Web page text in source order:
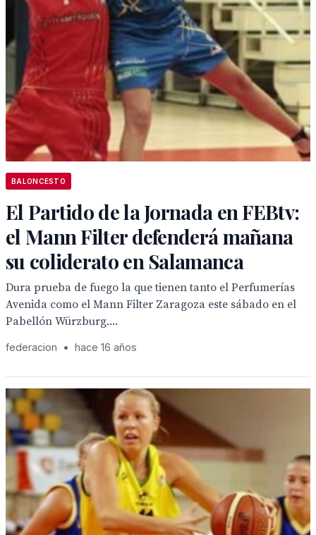
BALONCESTO
El Partido de la Jornada en FEBtv:
el Mann Filter defenderá mañana
su coliderato en Salamanca
Dura prueba de fuego la que tienen tanto el Perfumerías
Avenida como el Mann Filter Zaragoza este sábado en el
Pabellón Würzburg....
federacion • hace 16 años